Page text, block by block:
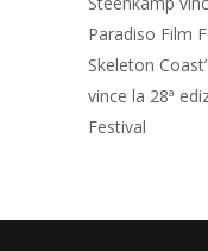
Paradiso Film
Skeleton
vince la 28ª
Festival